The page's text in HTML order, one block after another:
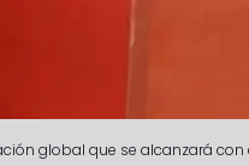
global que se alcanzará